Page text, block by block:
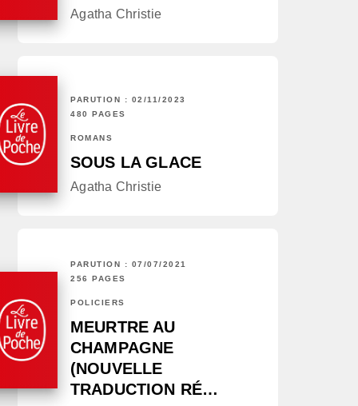
Agatha Christie
PARUTION : 02/11/2023
480 PAGES
ROMANS
SOUS LA GLACE
Agatha Christie
PARUTION : 07/07/2021
256 PAGES
POLICIERS
MEURTRE AU
CHAMPAGNE
(NOUVELLE
TRADUCTION RÉ…